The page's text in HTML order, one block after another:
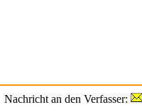
Nachricht an den Verfasser: